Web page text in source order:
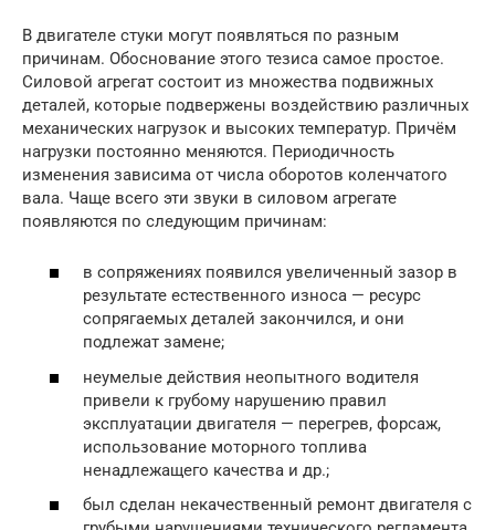
В двигателе стуки могут появляться по разным
причинам. Обоснование этого тезиса самое простое.
Силовой агрегат состоит из множества подвижных
деталей, которые подвержены воздействию различных
механических нагрузок и высоких температур. Причём
нагрузки постоянно меняются. Периодичность
изменения зависима от числа оборотов коленчатого
вала. Чаще всего эти звуки в силовом агрегате
появляются по следующим причинам:
в сопряжениях появился увеличенный зазор в
результате естественного износа — ресурс
сопрягаемых деталей закончился, и они
подлежат замене;
неумелые действия неопытного водителя
привели к грубому нарушению правил
эксплуатации двигателя — перегрев, форсаж,
использование моторного топлива
ненадлежащего качества и др.;
был сделан некачественный ремонт двигателя с